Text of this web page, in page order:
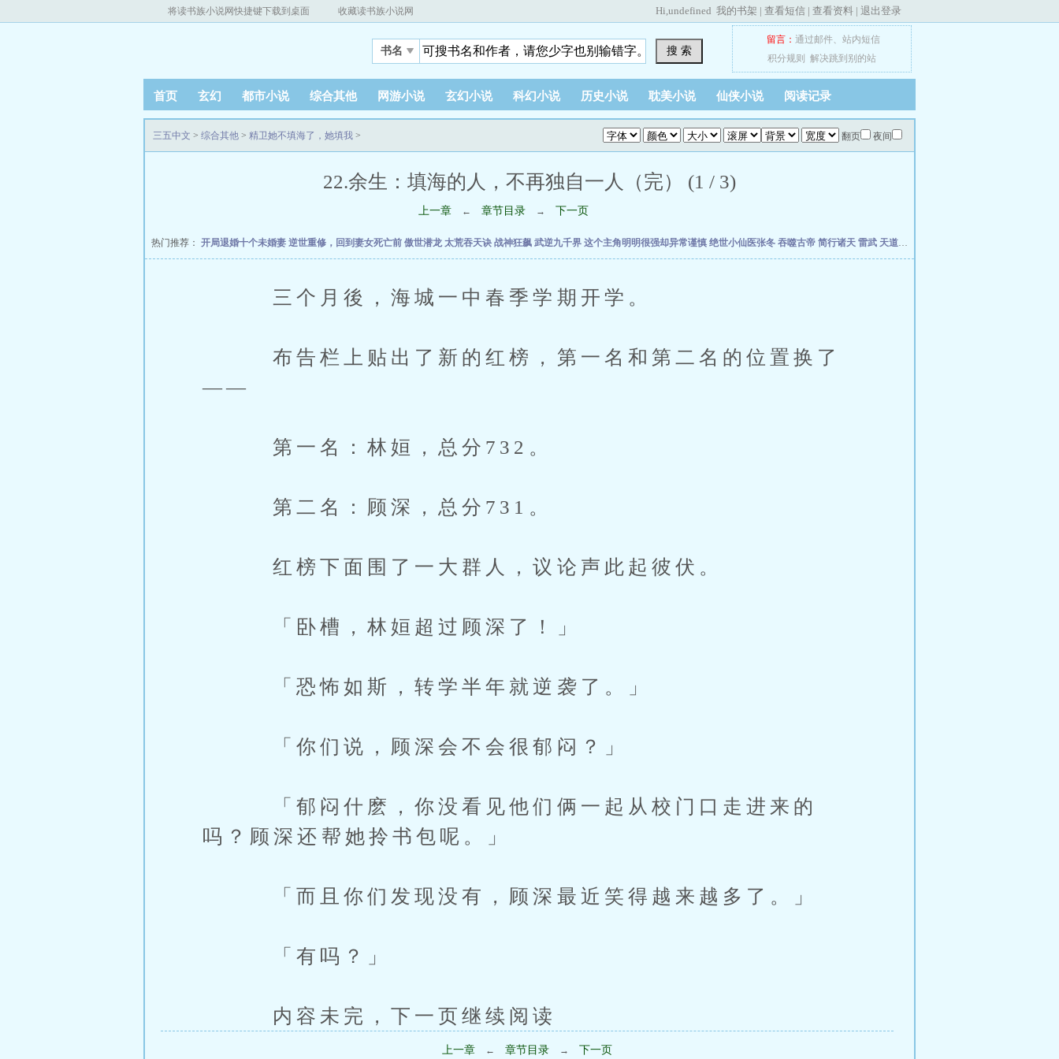
将读书族小说网快捷键下载到桌面 收藏读书族小说网 Hi,undefined 我的书架 | 查看短信 | 查看资料 | 退出登录
书名 搜 索
留言： 通过邮件、 站内短信
积分规则
解决跳到别的站
首页 玄幻 都市小说 综合其他 网游小说 玄幻小说 科幻小说 历史小说 耽美小说 仙侠小说 阅读记录
翻页 夜间
三五中文 > 综合其他 > 精卫她不填海了，她填我 >
22.余生：填海的人，不再独自一人（完） (1 / 3)
上一章 ← 章节目录 → 下一页
热门推荐： 开局退婚十个未婚妻 逆世重修，回到妻女死亡前 傲世潜龙太荒吞天诀 战神狂飙 武逆九千界 这个主角明明很强却异常谨慎 绝世小仙医张冬 吞噬古帝 简行诸天 雷武 天道天骄
三个月後，海城一中春季学期开学。
布告栏上贴出了新的红榜，第一名和第二名的位置换了
——
第一名：林姮，总分732。
第二名：顾深，总分731。
红榜下面围了一大群人，议论声此起彼伏。
「卧槽，林姮超过顾深了！」
「恐怖如斯，转学半年就逆袭了。」
「你们说，顾深会不会很郁闷？」
「郁闷什麽，你没看见他们俩一起从校门口走进来的
吗？顾深还帮她拎书包呢。」
「而且你们发现没有，顾深最近笑得越来越多了。」
「有吗？」
内容未完，下一页继续阅读
上一章 ← 章节目录 → 下一页